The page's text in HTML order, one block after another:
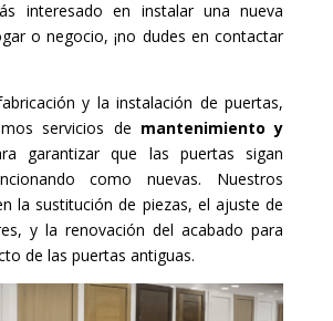
interesado en instalar una nueva
o negocio, ¡no dudes en contactar
y la instalación de puertas,
servicios de mantenimiento y
garantizar que las puertas sigan
como nuevas. Nuestros
la sustitución de piezas, el ajuste de
y la renovación del acabado para
de las puertas antiguas.